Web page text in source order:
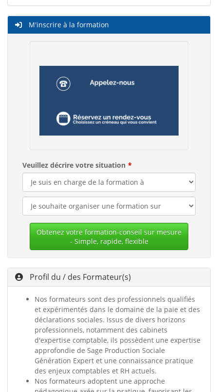
M'inscrire à la formation
Veuillez décrire votre situation
Obtenez votre formation-conseil sur mesure
- Simple, rapide, flexible
Profil du / des Formateur(s)
Nos formateurs sont des professionnels qualifiés
et expérimentés dans le domaine de la paie et des
déclarations sociales. Issus de divers horizons
professionnels, notamment des cabinets
d'expertise comptable, ils possèdent une expertise
approfondie de Sage Production Sociale
Génération Expert et une connaissance pratique
des enjeux comptables et RH actuels.
Nos formateurs adoptent une approche